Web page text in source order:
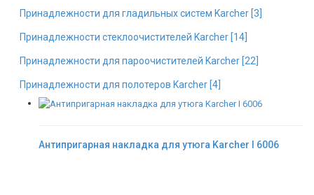
Принадлежности для гладильных систем Karcher [3
Принадлежности стеклоочистителей Karcher [14
Принадлежности для пароочистителей Karcher [22
Принадлежности для полотеров Karcher [4
Антипригарная накладка для утюга Karcher I 6006